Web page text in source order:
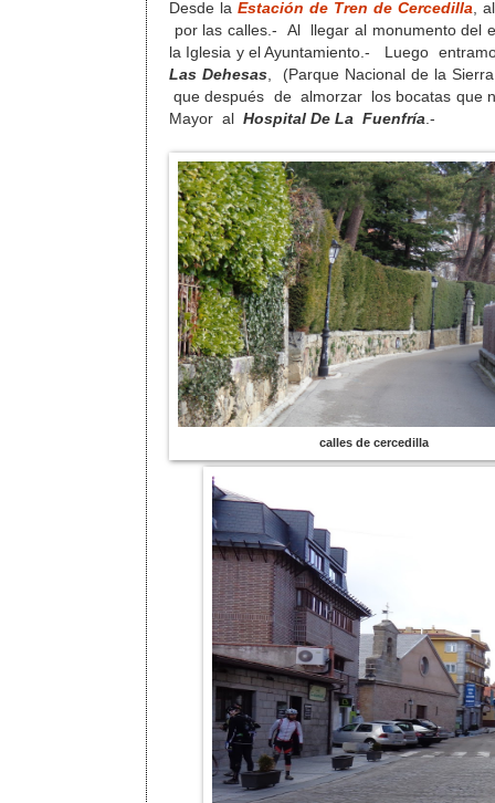
Desde la Estación de Tren de Cercedilla ,
por las calles.- Al llegar al monumento del
la Iglesia y el Ayuntamiento.- Luego
Las Dehesas , (Parque Nacional de la
que después de almorzar los bocatas que
Mayor al Hospital De La Fuenfría .-
calles de cercedilla